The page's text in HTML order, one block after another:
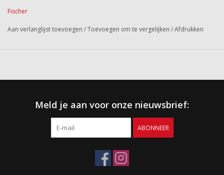
Fischer
Aan verlanglijst toevoegen /Toevoegen om te vergelijken /Afdrukken
Meld je aan voor onze nieuwsbrief:
ABONNEER